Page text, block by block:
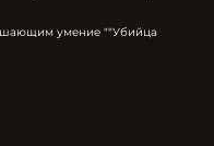
умение ""Убийца